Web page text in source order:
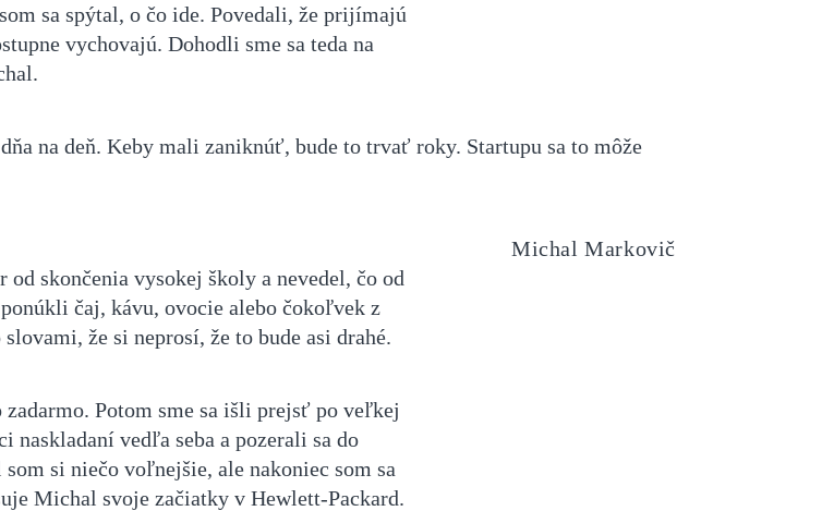
sa spýtal, o čo ide. Povedali, že prijímajú
vychovajú. Dohodli sme sa teda na
na deň. Keby mali zaniknúť, bude to trvať roky. Startupu sa to môže
Michal Markovič
skončenia vysokej školy a nevedel, čo od
čaj, kávu, ovocie alebo čokoľvek z
že si neprosí, že to bude asi drahé.
Potom sme sa išli prejsť po veľkej
naskladaní vedľa seba a pozerali sa do
si niečo voľnejšie, ale nakoniec som sa
Michal svoje začiatky v Hewlett-Packard.